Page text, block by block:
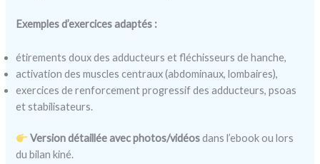
Exemples d’exercices adaptés :
étirements doux des adducteurs et fléchisseurs de hanche,
activation des muscles centraux (abdominaux, lombaires),
exercices de renforcement progressif des adducteurs, psoas
et stabilisateurs.
Version détaillée avec photos/vidéosdans l’ebook ou lors
du bilan kiné.